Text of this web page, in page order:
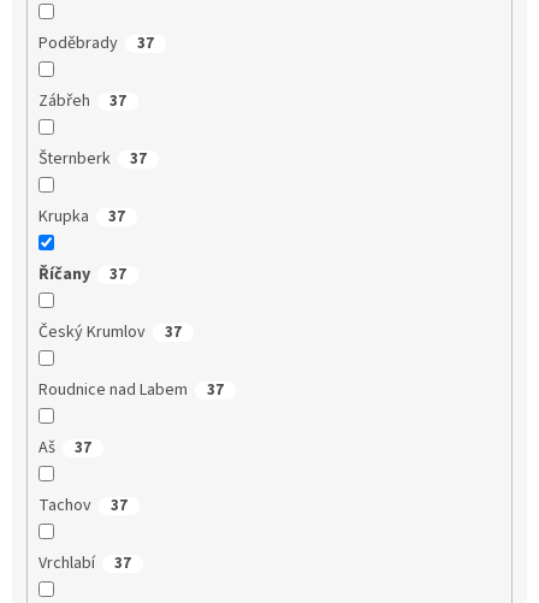
Poděbrady 37
Zábřeh 37
Šternberk 37
Krupka 37
Říčany 37
Český Krumlov 37
Roudnice nad Labem 37
Aš 37
Tachov 37
Vrchlabí 37